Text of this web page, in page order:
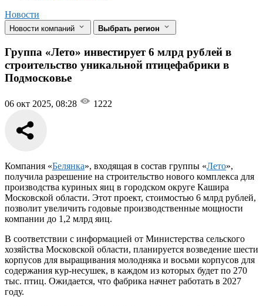
Новости
Новости компаний Выбрать регион
Группа «Лето» инвестирует 6 млрд рублей в
строительство уникальной птицефабрики в
Подмосковье
06 окт 2025, 08:28 1222
Компания «Белянка», входящая в состав группы «Лето»,
получила разрешение на строительство нового комплекса для
производства куриных яиц в городском округе Кашира
Московской области. Этот проект, стоимостью 6 млрд рублей,
позволит увеличить годовые производственные мощности
компании до 1,2 млрд яиц.
В соответствии с информацией от Министерства сельского
хозяйства Московской области, планируется возведение шести
корпусов для выращивания молодняка и восьми корпусов для
содержания кур-несушек, в каждом из которых будет по 270
тыс. птиц. Ожидается, что фабрика начнет работать в 2027
году.